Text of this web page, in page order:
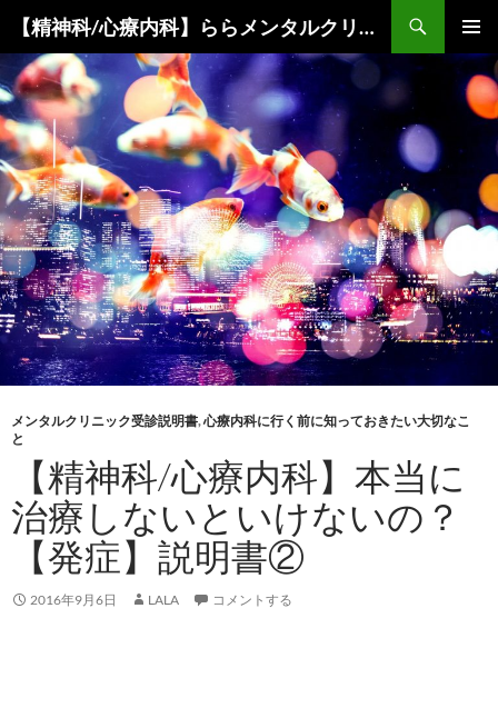
テ
ン
ツ
へ
ス
キ
ッ
プ
【精神科/心療内科】ららメンタルクリニック
メインメ
ニュー
メンタルクリニック受診説明書,心療内科に行く前に知っておきたい大切なこ
と
【精神科/心療内科】本当に
治療しないといけないの？
【発症】説明書②
2016年9月6日 LALA コメントする